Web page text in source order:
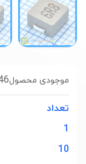
موجودی محصول
تعداد
1
10